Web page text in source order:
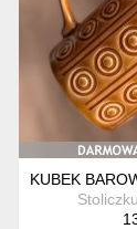
KUBEK